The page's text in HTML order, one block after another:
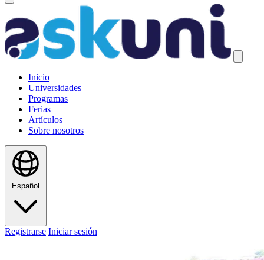
Inicio
Universidades
Programas
Ferias
Artículos
Sobre nosotros
Español
Registrarse Iniciar sesión